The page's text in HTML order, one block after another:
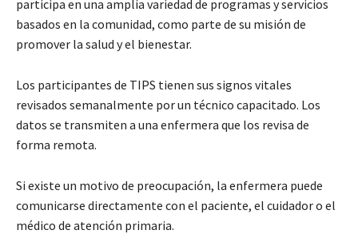
participa en una amplia variedad de programas y servicios
basados ​​en la comunidad, como parte de su misión de
promover la salud y el bienestar.
Los participantes de TIPS tienen sus signos vitales
revisados ​​semanalmente por un técnico capacitado. Los
datos se transmiten a una enfermera que los revisa de
forma remota.
Si existe un motivo de preocupación, la enfermera puede
comunicarse directamente con el paciente, el cuidador o el
médico de atención primaria.